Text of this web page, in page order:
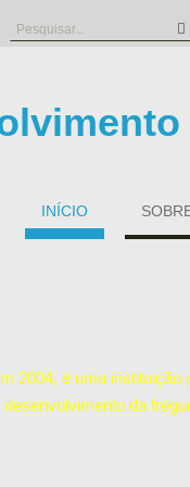
Search
INÍCIO
2004, é uma instituição
da